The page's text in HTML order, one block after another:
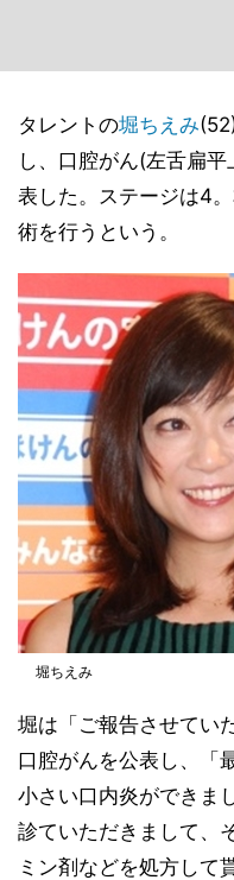
タレントの堀ちえみ
し、口腔がん(左舌扁
表した。ステージは4
術を行うという。
堀ちえみ
堀は「ご報告させてい
口腔がんを公表し、「
小さい口内炎ができま
診ていただきまして、
ミン剤などを処方して